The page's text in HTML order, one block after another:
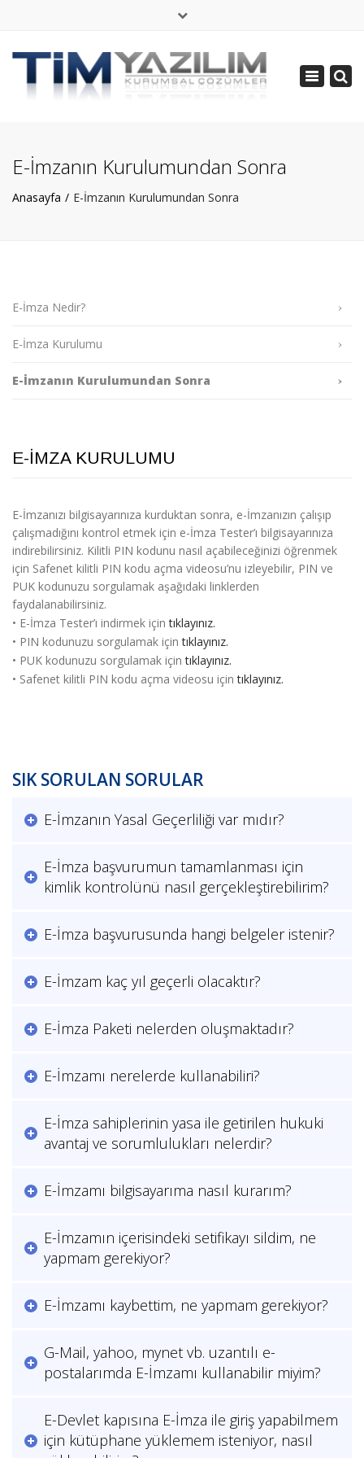
Pzt - Cmt: 08:30 - 19:00
+ 90 536 664 2004
Toggle
E-İmzanın Kurulumundan Sonra
Anasayfa E-İmzanın Kurulumundan Sonra
E-İmza Nedir?
E-İmza Kurulumu
E-İmzanın Kurulumundan Sonra
E-İMZA KURULUMU
E-İmzanızı bilgisayarınıza kurduktan sonra, e-İmzanızın çalışıp
çalışmadığını kontrol etmek için e-İmza Tester’ı bilgisayarınıza
indirebilirsiniz. Kilitli PIN kodunu nasıl açabileceğinizi öğrenmek
için Safenet kilitli PIN kodu açma videosu’nu izleyebilir, PIN ve
PUK kodunuzu sorgulamak aşağıdaki linklerden
faydalanabilirsiniz.
• E-İmza Tester’ı indirmek içintıklayınız.
• PIN kodunuzu sorgulamak içintıklayınız.
• PUK kodunuzu sorgulamak içintıklayınız.
• Safenet kilitli PIN kodu açma videosu içintıklayınız.
SIK SORULAN SORULAR
E-İmzanın Yasal Geçerliliği var mıdır?
E-İmza başvurumun tamamlanması için
kimlik kontrolünü nasıl gerçekleştirebilirim?
E-İmza başvurusunda hangi belgeler istenir?
E-İmzam kaç yıl geçerli olacaktır?
E-İmza Paketi nelerden oluşmaktadır?
E-İmzamı nerelerde kullanabiliri?
E-İmza sahiplerinin yasa ile getirilen hukuki
avantaj ve sorumlulukları nelerdir?
E-İmzamı bilgisayarıma nasıl kurarım?
E-İmzamın içerisindeki setifikayı sildim, ne
yapmam gerekiyor?
E-İmzamı kaybettim, ne yapmam gerekiyor?
G-Mail, yahoo, mynet vb. uzantılı e-
postalarımda E-İmzamı kullanabilir miyim?
E-Devlet kapısına E-İmza ile giriş yapabilmem
için kütüphane yüklemem isteniyor, nasıl